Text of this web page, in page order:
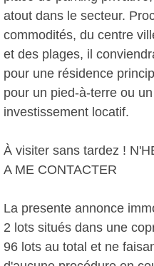
atout dans le secteur.
commodités, du centre
et des plages, il
pour une résidence
pour un pied-à-terre ou un
investissement locatif.
À visiter sans tardez !
A ME CONTACTER
La presente annonce
2 lots situés dans une
96 lots au total et ne